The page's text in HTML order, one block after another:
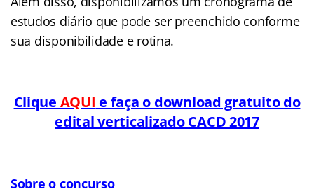
estudos diário que pode ser preenchido conforme
sua disponibilidade e rotina.
Clique AQUI e faça o download gratuito do
edital verticalizado CACD 2017
Sobre o concurso